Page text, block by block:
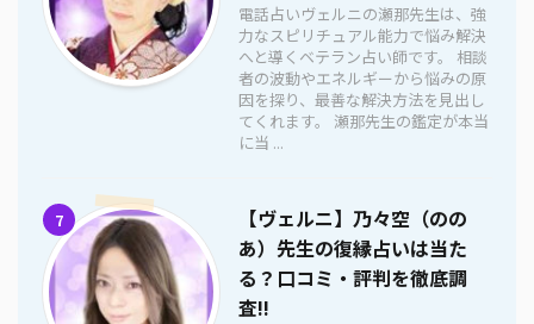
電話占いヴェルニの瀬那先生は、強
力なスピリチュアル能力で悩み解決
へと導くベテラン占い師です。 相談
者の波動やエネルギーから悩みの原
因を探り、最善な解決方法を見出し
てくれます。 瀬那先生の鑑定が本当
に当 ...
7
【ヴェルニ】乃々空（のの
あ）先生の復縁占いは当た
る？口コミ・評判を徹底調
査!!